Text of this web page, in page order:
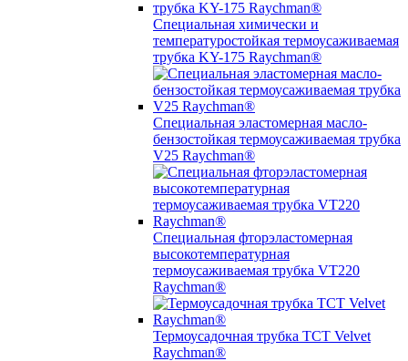
Специальная химически и
температуростойкая термоусаживаемая
трубка KY-175 Raychman®
Специальная эластомерная масло-
бензостойкая термоусаживаемая трубка
V25 Raychman®
Специальная фторэластомерная
высокотемпературная
термоусаживаемая трубка VT220
Raychman®
Термоусадочная трубка TCT Velvet
Raychman®